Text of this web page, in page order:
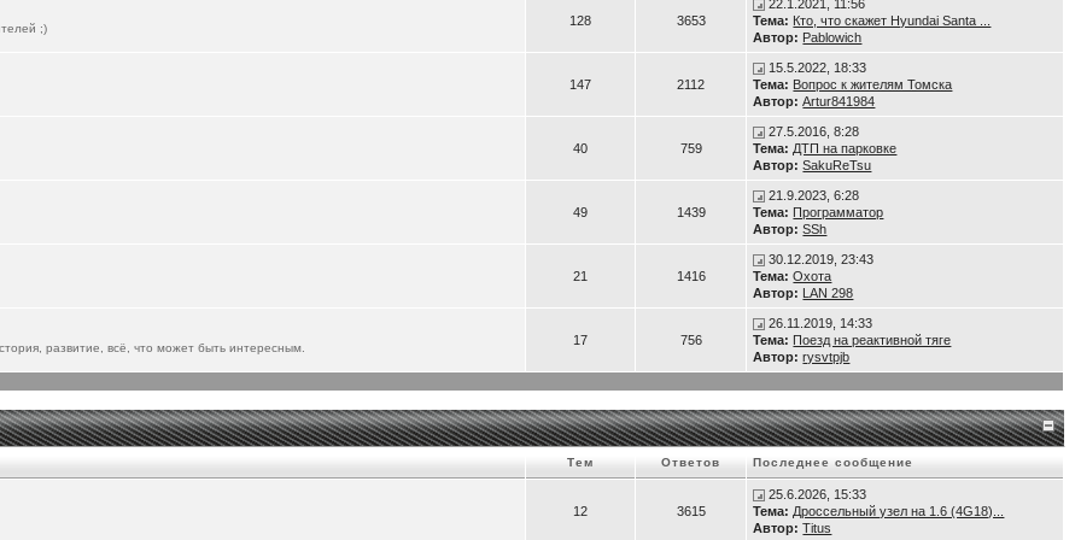
;)
128 3653
22.1.2021, 11:56
Тема: Кто, что скажет Hyundai Santa ...
Автор: Pablowich
147 2112
15.5.2022, 18:33
Тема: Вопрос к жителям Томска
Автор: Artur841984
40 759
27.5.2016, 8:28
Тема: ДТП на парковке
Автор: SakuReTsu
49 1439
21.9.2023, 6:28
Тема: Программатор
Автор: SSh
21 1416
30.12.2019, 23:43
Тема: Охота
Автор: LAN 298
развитие, всё, что может быть интересным.
17 756
26.11.2019, 14:33
Тема: Поезд на реактивной тяге
Автор: rysvtpjb
Тем Ответов Последнее сообщение
12 3615
25.6.2026, 15:33
Тема: Дроссельный узел на 1.6 (4G18)...
Автор: Titus